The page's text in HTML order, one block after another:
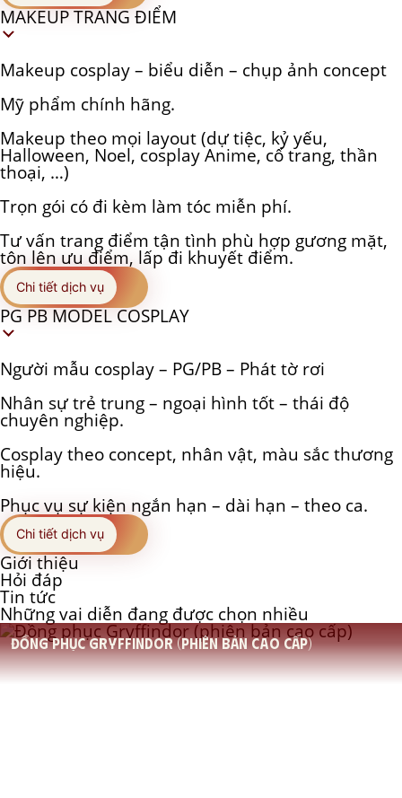
MAKEUP TRANG ĐIỂM
Makeup cosplay – biểu diễn – chụp ảnh concept
Mỹ phẩm chính hãng.
Makeup theo mọi layout (dự tiệc, kỷ yếu,
Halloween, Noel, cosplay Anime, cổ trang, thần
thoại, …)
Trọn gói có đi kèm làm tóc miễn phí.
Tư vấn trang điểm tận tình phù hợp gương mặt,
tôn lên ưu điểm, lấp đi khuyết điểm.
Chi tiết dịch vụ
PG PB MODEL COSPLAY
Người mẫu cosplay – PG/PB – Phát tờ rơi
Nhân sự trẻ trung – ngoại hình tốt – thái độ
chuyên nghiệp.
Cosplay theo concept, nhân vật, màu sắc thương
hiệu.
Phục vụ sự kiện ngắn hạn – dài hạn – theo ca.
Chi tiết dịch vụ
Giới thiệu
Hỏi đáp
Tin tức
Những vai diễn đang được chọn nhiều
Đồng phục Gryffindor (phiên bản cao cấp)